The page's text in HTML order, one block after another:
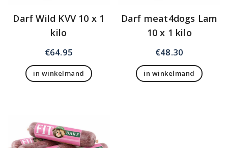
op
productpagina
Darf Wild KVV 10 x 1
kilo
€64.95
in winkelmand
Darf meat4dogs Lam
10 x 1 kilo
€48.30
in winkelmand